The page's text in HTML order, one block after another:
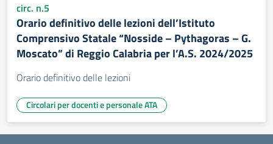
circ. n.5
Orario definitivo delle lezioni dell’Istituto
Comprensivo Statale “Nosside – Pythagoras – G.
Moscato” di Reggio Calabria per l’A.S. 2024/2025
Orario definitivo delle lezioni
Circolari per docenti e personale ATA